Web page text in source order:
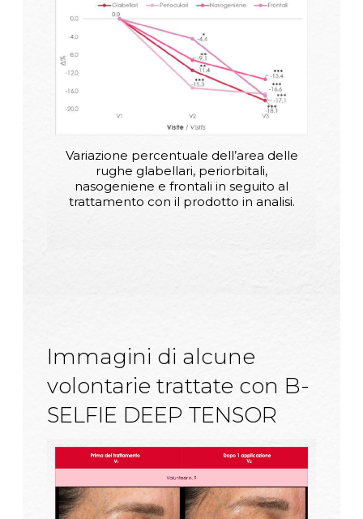
Variazione percentuale dell’area delle
rughe glabellari, periorbitali,
nasogeniene e frontali in seguito al
trattamento con il prodotto in analisi.
Immagini di alcune
volontarie trattate con B-
SELFIE DEEP TENSOR